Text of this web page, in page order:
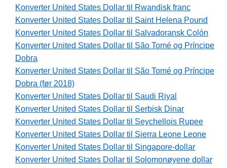
Konverter United States Dollar til Rwandisk franc
Konverter United States Dollar til Saint Helena Pound
Konverter United States Dollar til Salvadoransk Colón
Konverter United States Dollar til São Tomé og Príncipe
Dobra
Konverter United States Dollar til São Tomé og Príncipe
Dobra (før 2018)
Konverter United States Dollar til Saudi Riyal
Konverter United States Dollar til Serbisk Dinar
Konverter United States Dollar til Seychellois Rupee
Konverter United States Dollar til Sierra Leone Leone
Konverter United States Dollar til Singapore-dollar
Konverter United States Dollar til Solomonøyene dollar